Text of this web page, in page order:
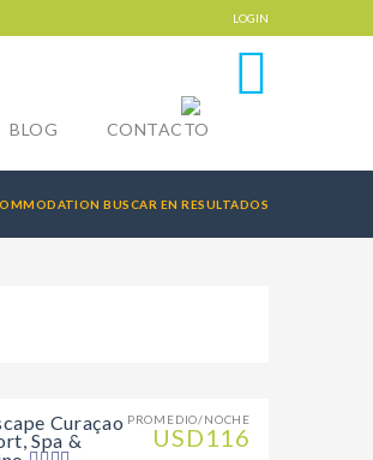
LOGIN
BLOG CONTACTO
BUSCAR EN RESULTADOS
PROMEDIO/NOCHE
USD116
Curaçao
Spa &